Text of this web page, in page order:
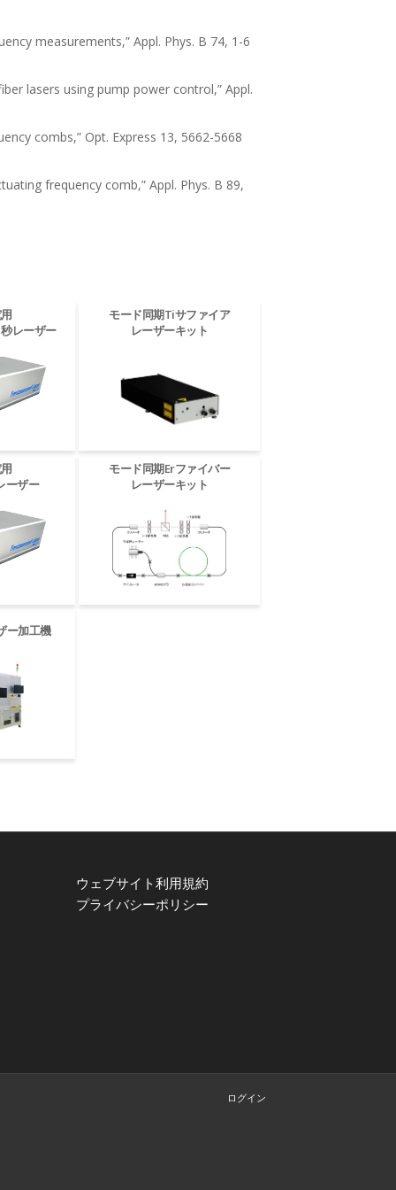
measurements,” Appl. Phys. B 74, 1-6
lasers using pump power control,” Appl.
combs,” Opt. Express 13, 5662-5668
frequency comb,” Appl. Phys. B 89,
レーザー
モード同期Tiサファイア
レーザーキット
ーザー
モード同期Erファイバー
レーザーキット
ー加工機
ウェブサイト利用規約
プライバシーポリシー
ログイン